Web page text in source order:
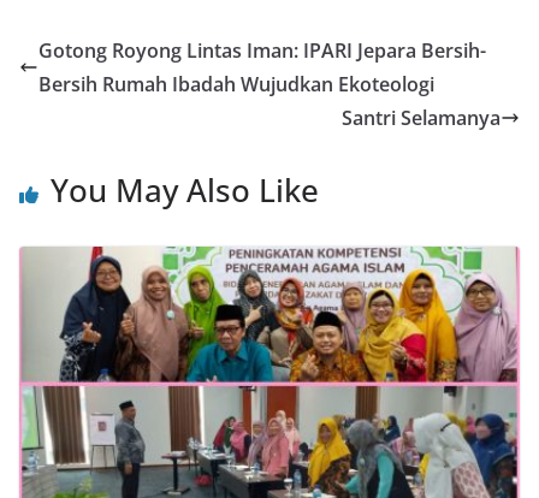
Gotong Royong Lintas Iman: IPARI Jepara Bersih-
Bersih Rumah Ibadah Wujudkan Ekoteologi
Santri Selamanya
You May Also Like